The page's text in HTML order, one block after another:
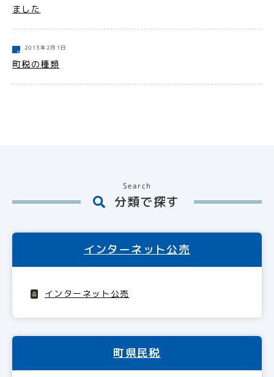
ました
2013年2月1日
町税の種類
Search
分類で探す
インターネット公売
インターネット公売
町県民税